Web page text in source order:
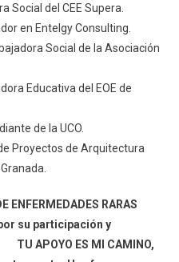
Social del CEE Supera.
en Entelgy Consulting.
Social de la Asociación
Educativa del EOE de
de la UCO.
Proyectos de Arquitectura
ENFERMEDADES RARAS
su participación y
TU APOYO ES MI CAMINO,